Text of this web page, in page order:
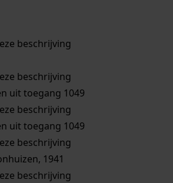
beschrijving
beschrijving
uit toegang 1049
beschrijving
uit toegang 1049
beschrijving
1941
beschrijving